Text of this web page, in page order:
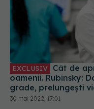
EXCLUSIV
oamenii. Rubinsky:
grade, prelungești
30 mai 2022, 17:01